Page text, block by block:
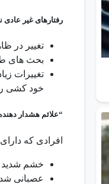
رفتارهای غیر عادی
تغییر در
بحث های
تغییرات
خود کشی
“علائم هشدار
افرادی که
خشم شدید
عصبانی